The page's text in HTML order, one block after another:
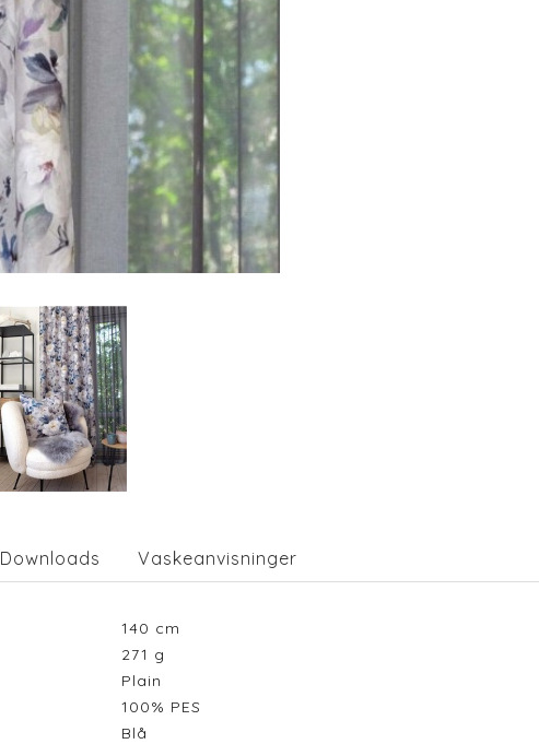
Downloads Vaskeanvisninger
140 cm
271 g
Plain
100% PES
Blå